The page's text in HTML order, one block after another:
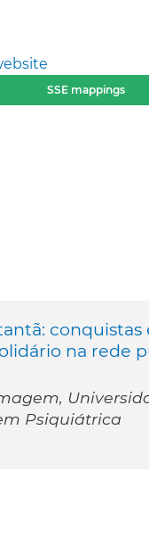
SSE mappings
na rede
Psiquiátrica